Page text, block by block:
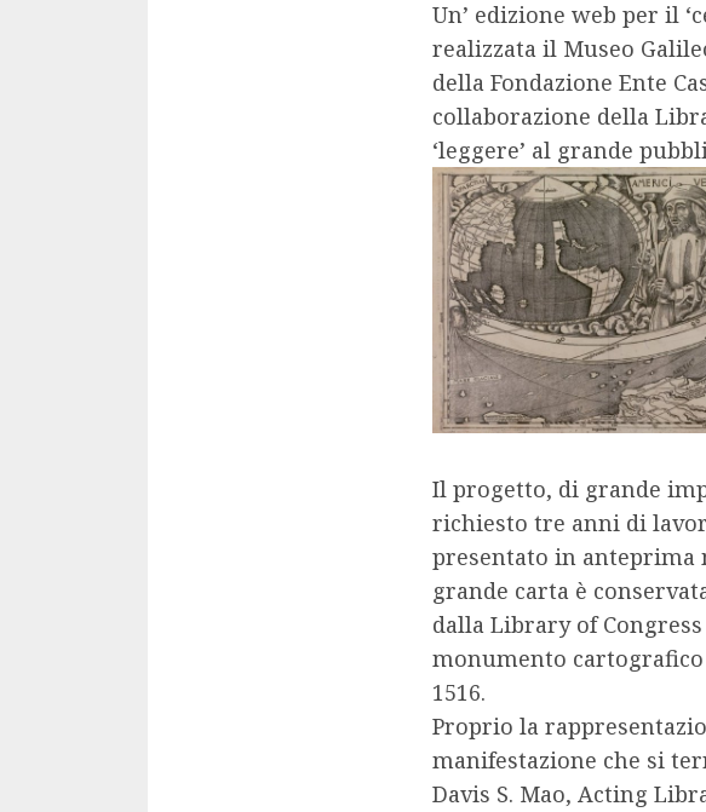
Un’ edizione web per il
realizzata il Museo
della Fondazione Ente
collaborazione della
‘leggere’ al grande
Il progetto, di grande
richiesto tre anni di
presentato in anteprima
grande carta è
dalla Library of
monumento
1516.
Proprio la
manifestazione che si
Davis S. Mao, Acting